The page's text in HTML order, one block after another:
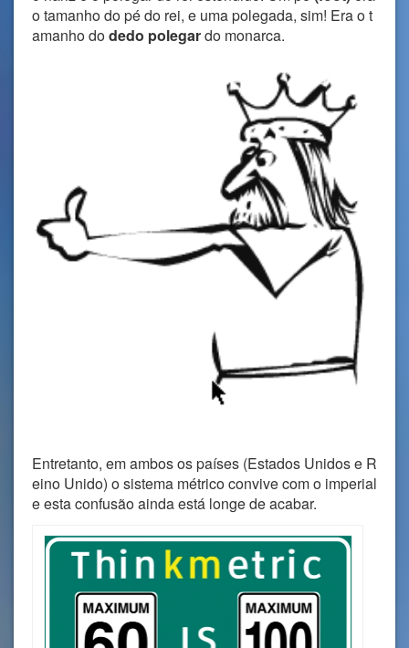
o tamanho do pé do rei, e uma polegada, sim! Era o t
amanho dodedo polegardo monarca.
Entretanto, em ambos os países (Estados Unidos e R
eino Unido) o sistema métrico convive com o imperial
e esta confusão ainda está longe de acabar.